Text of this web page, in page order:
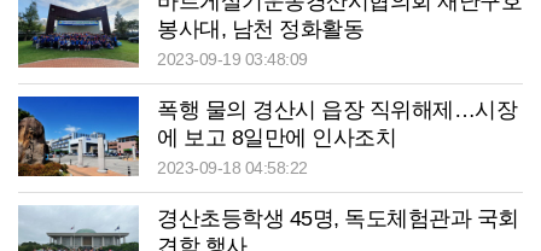
봉사대, 남천 정화활동
2023-09-19 03:48:09
폭행 물의 경산시 읍장 직위해제…시장
에 보고 8일만에 인사조치
2023-09-18 04:58:22
경산초등학생 45명, 독도체험관과 국회